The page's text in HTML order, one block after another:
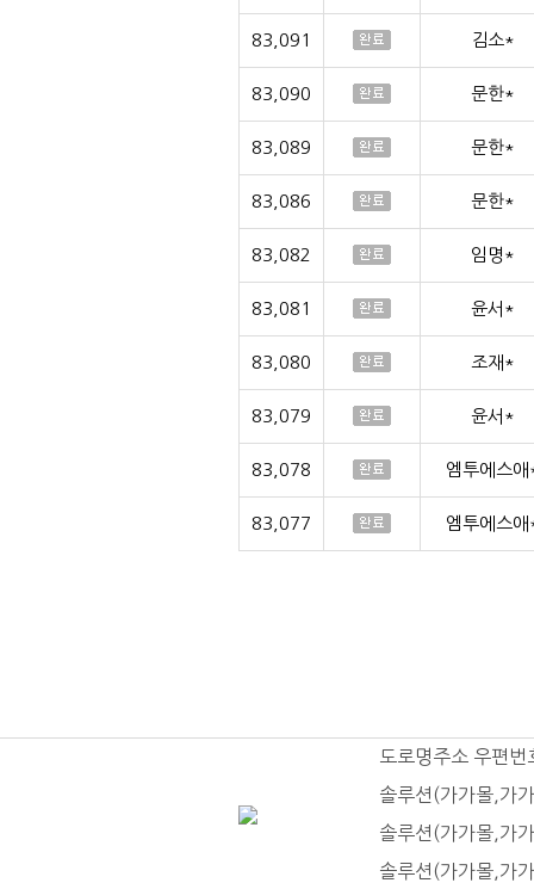
83,091 김소*
83,090 문한*
83,089 문한*
83,086 문한*
83,082 임명*
83,081 윤서*
83,080 조재*
83,079 윤서*
83,078 엠투에스
83,077 엠투에스
도로명주소 우편
솔루션(가가몰,가
솔루션(가가몰,가
솔루션(가가몰,가